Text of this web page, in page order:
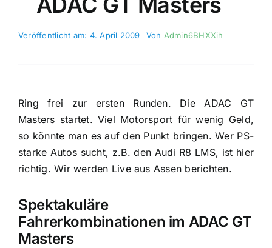
Veröffentlicht am: 4. April 2009 Von Admin6BHXXih
Ring frei zur ersten Runden. Die ADAC GT
Masters startet. Viel Motorsport für wenig Geld,
so könnte man es auf den Punkt bringen. Wer PS-
starke Autos sucht, z.B. den Audi R8 LMS, ist hier
richtig. Wir werden Live aus Assen berichten.
Spektakuläre
Fahrerkombinationen im ADAC GT
Masters